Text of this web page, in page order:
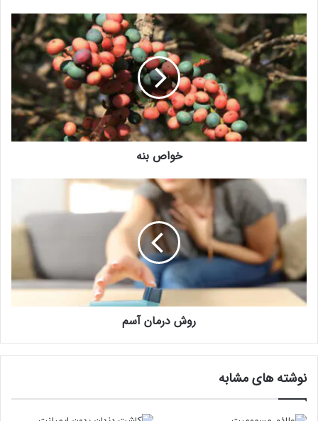
خواص
بنه
خواص بنه
آسم
روش درمان آسم
نوشته های مشابه